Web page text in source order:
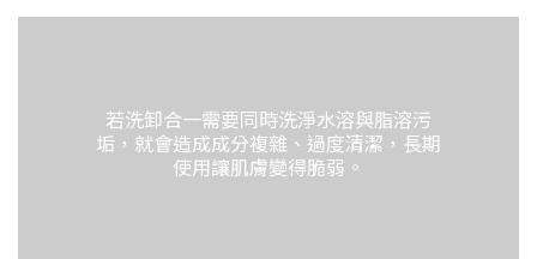
若洗卸合一需要同時洗淨水溶與脂溶污
垢，就會造成成分複雜、過度清潔，長期
使用讓肌膚變得脆弱。